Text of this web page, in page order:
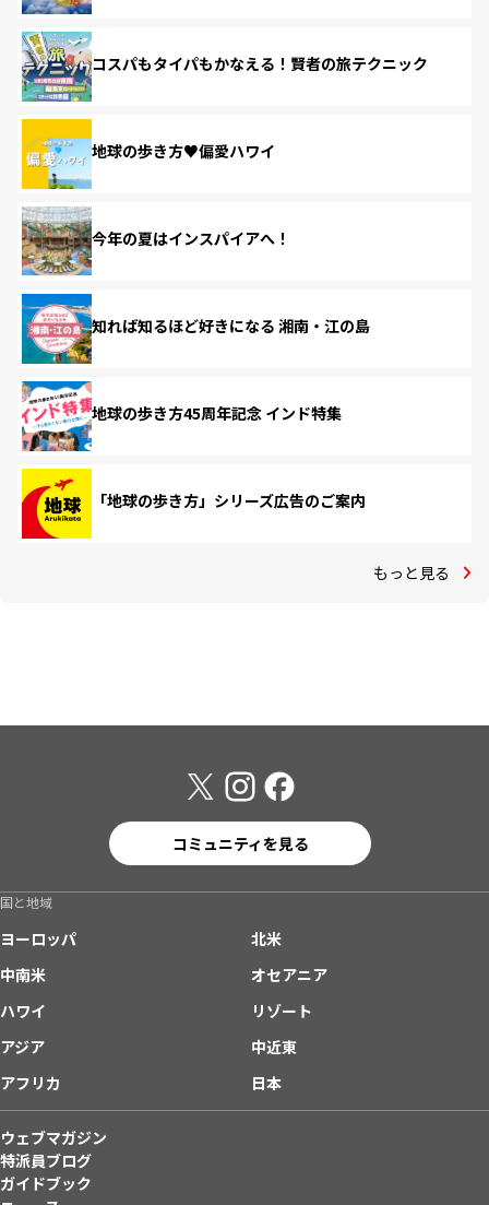
コスパもタイパもかなえる！賢者の旅テクニック
地球の歩き方♥偏愛ハワイ
今年の夏はインスパイアへ！
知れば知るほど好きになる 湘南・江の島
地球の歩き方45周年記念 インド特集
「地球の歩き方」シリーズ広告のご案内
もっと見る
コミュニティを見る
国と地域
ヨーロッパ
北米
中南米
オセアニア
ハワイ
リゾート
アジア
中近東
アフリカ
日本
ウェブマガジン
特派員ブログ
ガイドブック